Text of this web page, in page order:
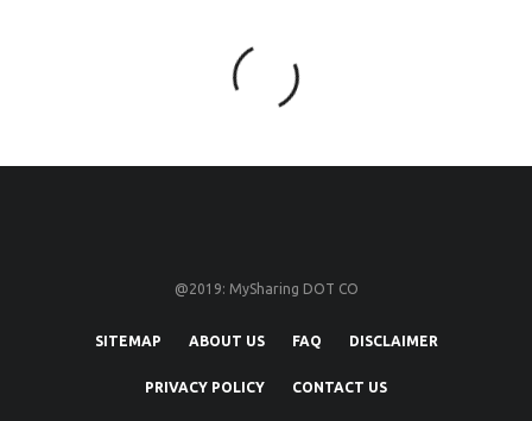
@2019: MySharing DOT CO
SITEMAP ABOUT US FAQ DISCLAIMER
PRIVACY POLICY CONTACT US